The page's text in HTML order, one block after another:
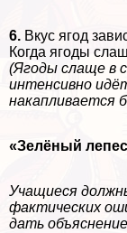
6. Вкус ягод
Когда ягоды
(Ягоды слаще в
интенсивно
накапливается
«Зелёный
Учащиеся
фактических
дать